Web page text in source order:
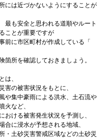
には近づかないようにすることが
最も安全と思われる道順やルート
ことが重要ですが
前に市区町村が作成している「
箇所を確認しておきましょう。
は、
害の被害状況をもとに、
や集中豪雨による洪水、土石流や
火など、
おける被害発生状況を予測し、
合に浸水が予想される地域、
・土砂災害警戒区域などの土砂災